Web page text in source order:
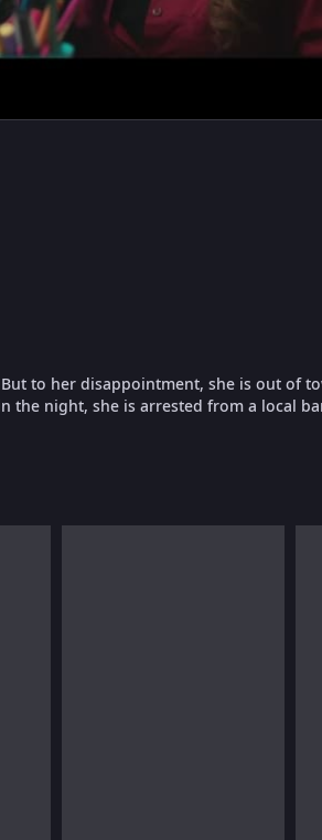
to her disappointment, she is out of
the night, she is arrested from a local